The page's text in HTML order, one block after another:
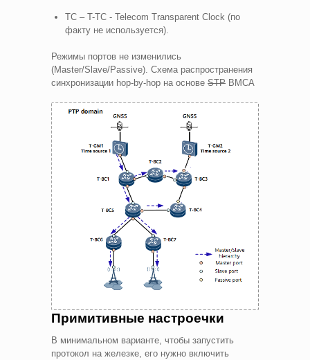
TC – T-TC - Telecom Transparent Clock (по
факту не используется).
Режимы портов не изменились
(Master/Slave/Passive). Схема распространения
синхронизации hop-by-hop на основе STP BMCA
Примитивные настроечки
В минимальном варианте, чтобы запустить
протокол на железке, его нужно включить